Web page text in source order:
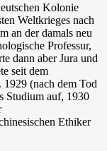
Kolonie
Weltkrieges nach
an der damals neu
Professur,
dann aber Jura und
seit dem
(nach dem Tod
Studium auf, 1930
Ethiker